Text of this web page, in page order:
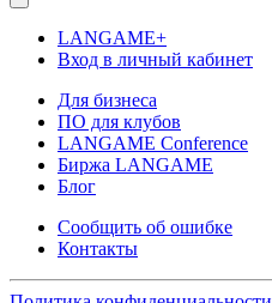
LANGAME+
Вход в личный кабинет
Для бизнеса
ПО для клубов
LANGAME Conference
Биржа LANGAME
Блог
Сообщить об ошибке
Контакты